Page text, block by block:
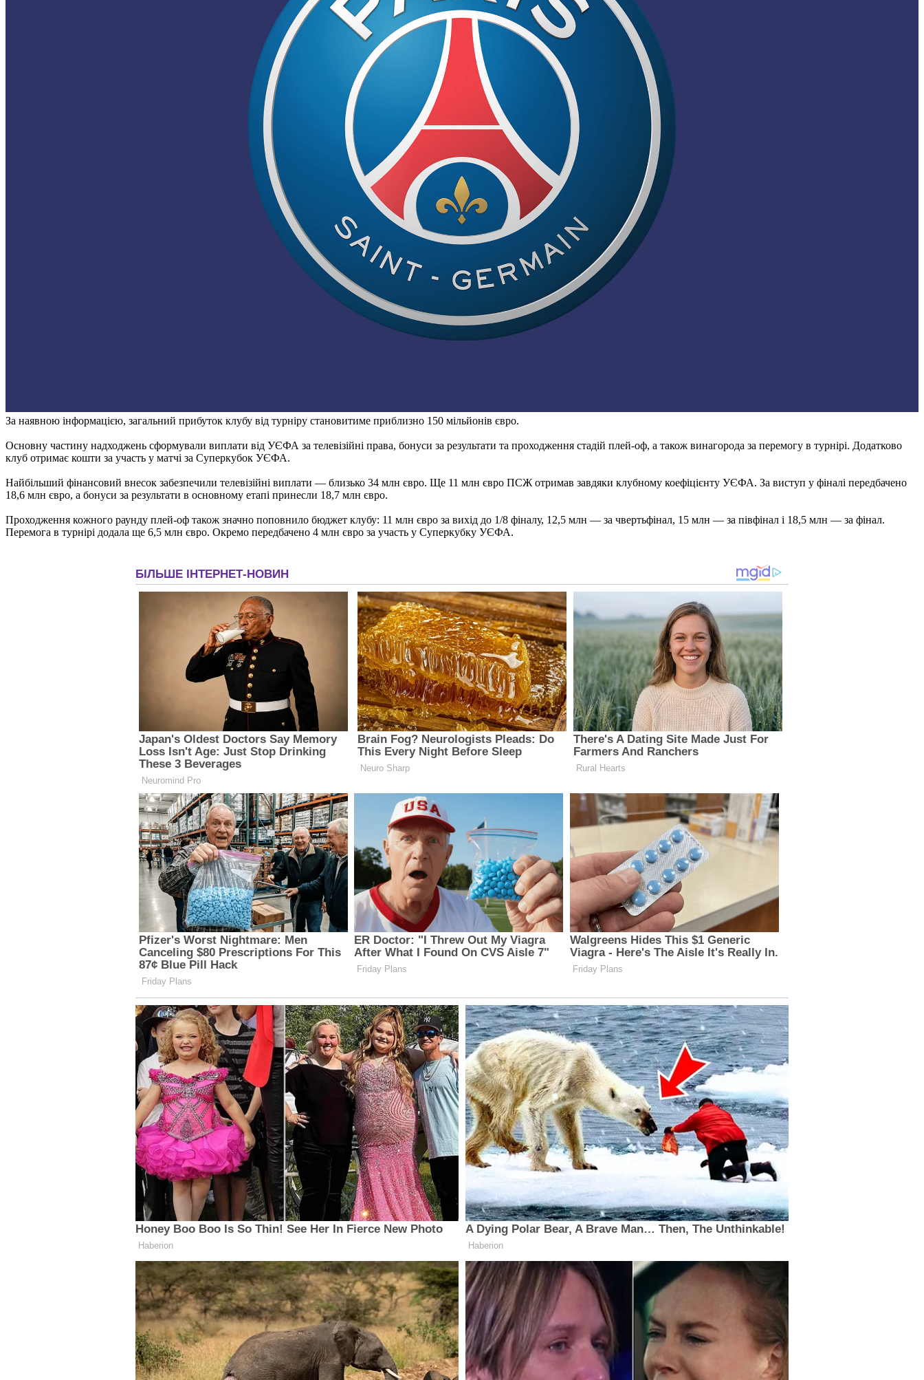
За наявною інформацією, загальний прибуток клубу від турніру становитиме приблизно 150 мільйонів євро.
Основну частину надходжень сформували виплати від УЄФА за телевізійні права, бонуси за результати та проходження стадій плей-оф, а також винагорода за перемогу в турнірі. Додатково
клуб отримає кошти за участь у матчі за Суперкубок УЄФА.
Найбільший фінансовий внесок забезпечили телевізійні виплати — близько 34 млн євро. Ще 11 млн євро ПСЖ отримав завдяки клубному коефіцієнту УЄФА. За виступ у фіналі передбачено
18,6 млн євро, а бонуси за результати в основному етапі принесли 18,7 млн євро.
Проходження кожного раунду плей-оф також значно поповнило бюджет клубу: 11 млн євро за вихід до 1/8 фіналу, 12,5 млн — за чвертьфінал, 15 млн — за півфінал і 18,5 млн — за фінал.
Перемога в турнірі додала ще 6,5 млн євро. Окремо передбачено 4 млн євро за участь у Суперкубку УЄФА.